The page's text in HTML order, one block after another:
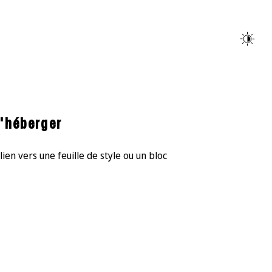
vers une feuille de style ou un bloc